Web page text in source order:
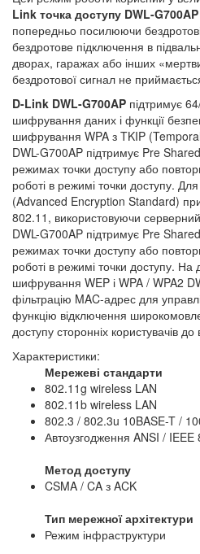
Link точка доступу DWL-G700AP
попередньо посилюючи
бездротове підключення в
дворах, гаражах або інших
бездротової сигнал не
D-Link DWL-G700AP підтримує
шифрування даних і функції
шифрування WPA з TKIP
DWL-G700AP підтримує Pre
режимах точки доступу або
роботі в режимі точки доступу.
(Advanced Encryption Standard) при
802.11, використовуючи
DWL-G700AP підтримує Pre
режимах точки доступу або
роботі в режимі точки доступу. На
шифрування WEP і WPA / WPA2
фільтрацію MAC-адрес для
функцію відключення
доступу сторонніх користувачів
Характеристики:
Мережеві стандарти
802.11g wireless LAN
802.11b wireless LAN
802.3 / 802.3u 10BASE-T /
Автоузгодження ANSI / IEEE
Метод доступу
CSMA / CA з ACK
Тип мережної архітектури
Режим інфраструктури